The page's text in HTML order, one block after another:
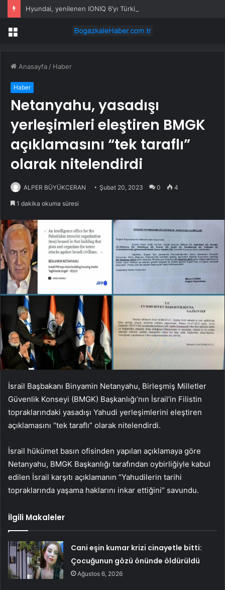
Hyundai, yenilenen IONIQ 6’yı Türkiye’de satışa sundu
Menü
Anasayfa / Haber
Haber
Netanyahu, yasadışı
yerleşimleri eleştiren BMGK
açıklamasını “tek taraflı”
olarak nitelendirdi
ALPER BÜYÜKCERAN Şubat 20, 2023 0 4
1 dakika okuma süresi
İsrail Başbakanı Binyamin Netanyahu, Birleşmiş Milletler
Güvenlik Konseyi (BMGK) Başkanlığı’nın İsrail’in Filistin
topraklarındaki yasadışı Yahudi yerleşimlerini eleştiren
açıklamasını “tek taraflı” olarak nitelendirdi.
İsrail hükümet basın ofisinden yapılan açıklamaya göre
Netanyahu, BMGK Başkanlığı tarafından oybirliğiyle kabul
edilen İsrail karşıtı açıklamanın “Yahudilerin tarihi
topraklarında yaşama haklarını inkar ettiğini” savundu.
İlgili Makaleler
Cani eşin kumar krizi cinayetle bitti:
Çocuğunun gözü önünde öldürüldü
Ağustos 6, 2026